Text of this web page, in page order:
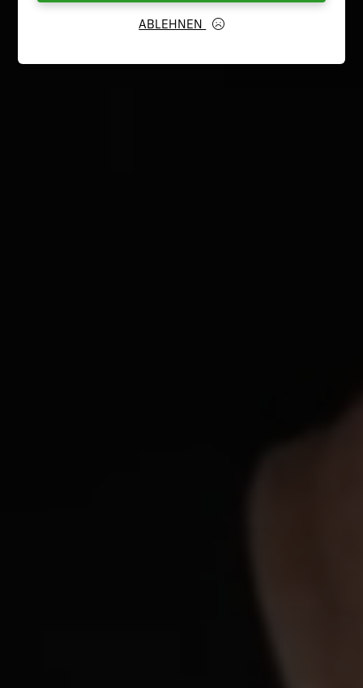
ABLEHNEN